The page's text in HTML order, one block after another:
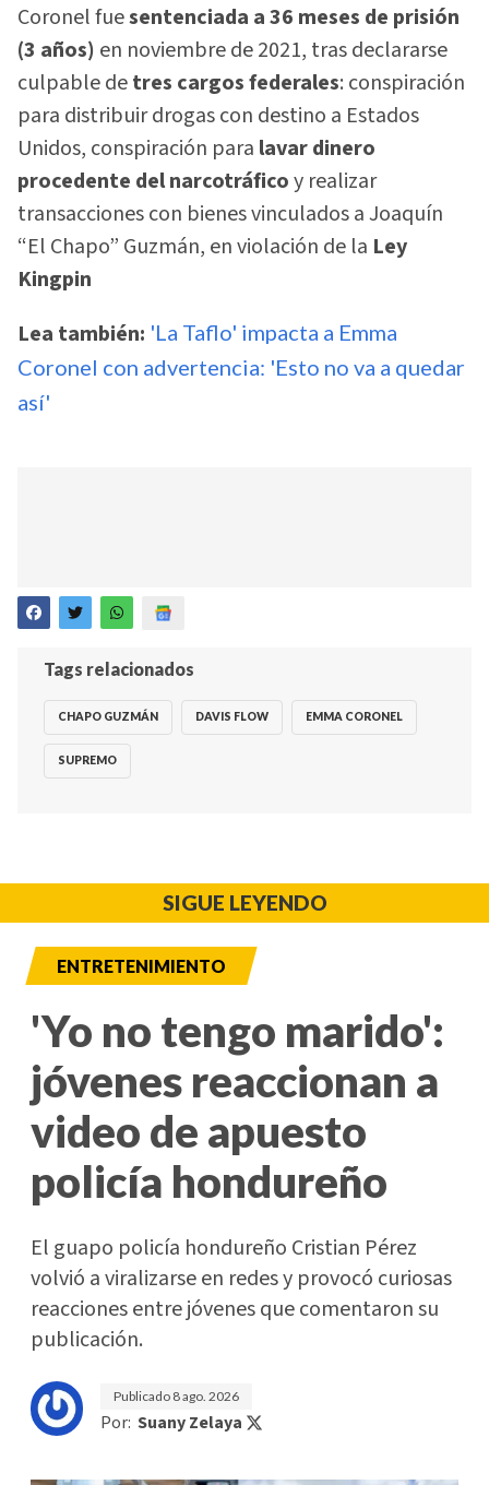
Coronel fuesentenciada a 36 meses de prisión
(3 años) en noviembre de 2021, tras declararse
culpable detres cargos federales: conspiración
para distribuir drogas con destino a Estados
Unidos, conspiración para lavar dinero
procedente del narcotráficoy realizar
transacciones con bienes vinculados a Joaquín
“El Chapo” Guzmán, en violación de la Ley
Kingpin
Lea también: 'La Taflo' impacta a Emma
Coronel con advertencia: 'Esto no va a quedar
así'
Tags relacionados
CHAPO GUZMÁN DAVIS FLOW EMMA CORONEL
SUPREMO
SIGUE LEYENDO
ENTRETENIMIENTO
'Yo no tengo marido':
jóvenes reaccionan a
video de apuesto
policía hondureño
El guapo policía hondureño Cristian Pérez
volvió a viralizarse en redes y provocó curiosas
reacciones entre jóvenes que comentaron su
publicación.
Publicado 8 ago. 2026
Por: Suany Zelaya